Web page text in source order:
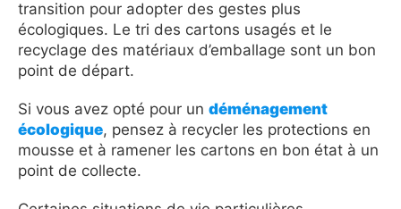
transition pour adopter des gestes plus
écologiques. Le tri des cartons usagés et le
recyclage des matériaux d’emballage sont un bon
point de départ.
Si vous avez opté pour un déménagement
écologique, pensez à recycler les protections en
mousse et à ramener les cartons en bon état à un
point de collecte.